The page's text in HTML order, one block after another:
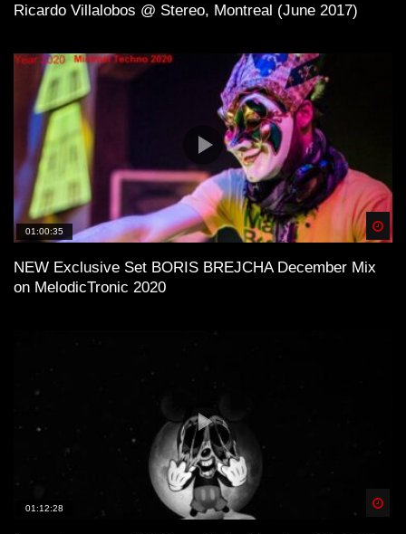
Ricardo Villalobos @ Stereo, Montreal (June 2017)
01:00:35
NEW Exclusive Set BORIS BREJCHA December Mix
on MelodicTronic 2020
01:12:28